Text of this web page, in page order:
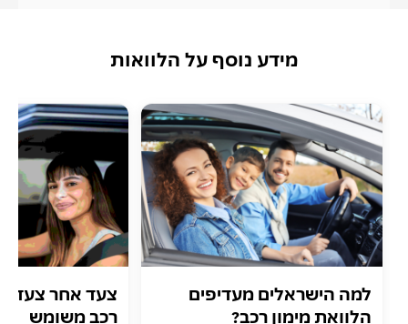
מידע נוסף על הלוואות
למה הישראלים מעדיפים
הלוואת מימון רכב?
צעד אחר צעד:
רכב משומש